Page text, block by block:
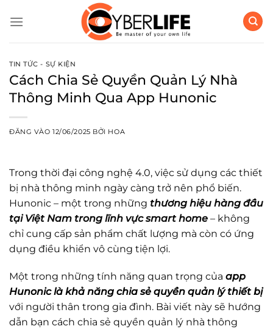
qua
TIN TỨC - SỰ KIỆN
Cách Chia Sẻ Quyền Quản Lý Nhà
Thông Minh Qua App Hunonic
ĐĂNG VÀO12/06/2025 BỞI HOA
Trong thời đại công nghệ 4.0, việc sử dụng các thiết
bị nhà thông minh ngày càng trở nên phổ biến.
Hunonic – một trong những thương hiệu hàng đầu
tại Việt Nam trong lĩnh vực smart home – không
chỉ cung cấp sản phẩm chất lượng mà còn có ứng
dụng điều khiển vô cùng tiện lợi.
Một trong những tính năng quan trọng của app
Hunonic là khả năng chia sẻ quyền quản lý thiết bị
với người thân trong gia đình. Bài viết này sẽ hướng
dẫn bạn cách chia sẻ quyền quản lý nhà thông